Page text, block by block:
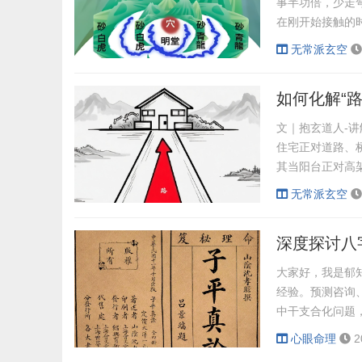
在刚开始接触的
格局”。一听说
白到...
无常派玄空
如何化解“
文｜抱玄道人-
住宅正对道路、
其当阳台正对高
运、人际关系等
行...
无常派玄空
深度探讨八
大家好，我是郁
经验。预测咨询
中干支合化问题
较深，所以今天
心眼命理